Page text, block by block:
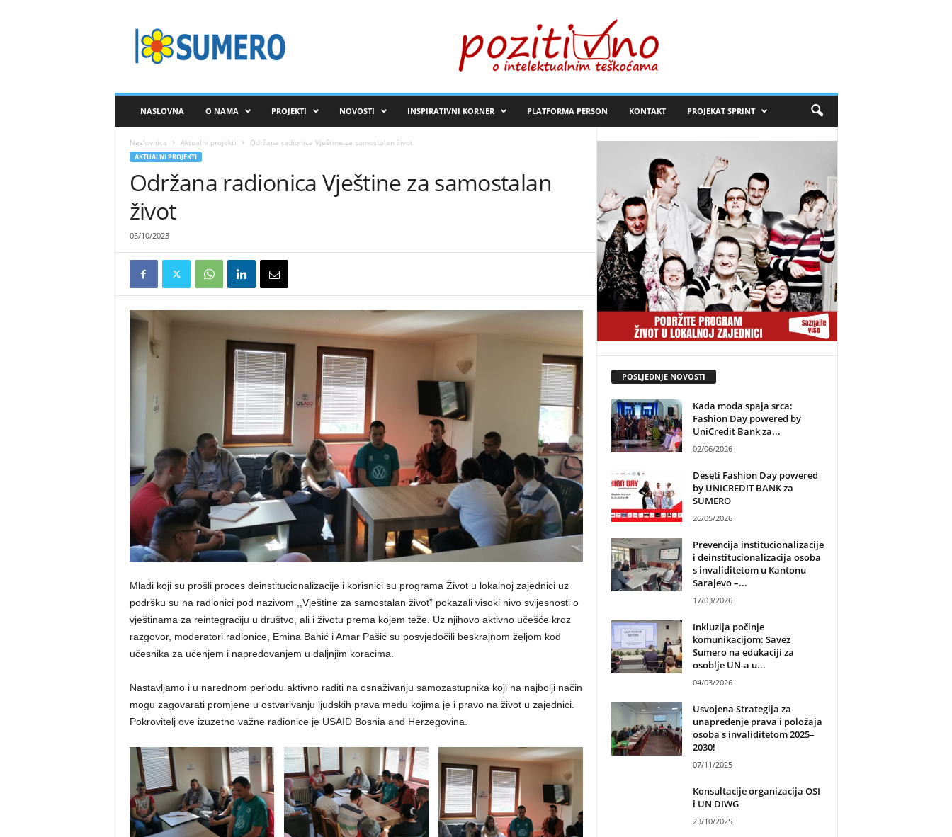
NASLOVNA O NAMA PROJEKTI NOVOSTI INSPIRATIVNI KORNER PLATFORMA PERSON KONTAKT PROJEKAT SPRINT
Naslovnica Aktualni projekti Održana radionica Vještine za samostalan život
AKTUALNI PROJEKTI
Održana radionica Vještine za samostalan
život
05/10/2023
Mladi koji su prošli proces deinstitucionalizacije i korisnici su programa Život u lokalnoj zajednici uz
podršku su na radionici pod nazivom ,,Vještine za samostalan život” pokazali visoki nivo svijesnosti o
vještinama za reintegraciju u društvo, ali i životu prema kojem teže. Uz njihovo aktivno učešće kroz
razgovor, moderatori radionice, Emina Bahić i Amar Pašić su posvjedočili beskrajnom željom kod
učesnika za učenjem i napredovanjem u daljnjim koracima.
Nastavljamo i u narednom periodu aktivno raditi na osnaživanju samozastupnika koji na najbolji način
mogu zagovarati promjene u ostvarivanju ljudskih prava među kojima je i pravo na život u zajednici.
Pokrovitelj ove izuzetno važne radionice je USAID Bosnia and Herzegovina.
POSLJEDNJE NOVOSTI
Kada moda spaja srca:
Fashion Day powered by
UniCredit Bank za...
02/06/2026
Deseti Fashion Day powered
by UNICREDIT BANK za
SUMERO
26/05/2026
Prevencija institucionalizacije
i deinstitucionalizacija osoba
s invaliditetom u Kantonu
Sarajevo –...
17/03/2026
Inkluzija počinje
komunikacijom: Savez
Sumero na edukaciji za
osoblje UN-a u...
04/03/2026
Usvojena Strategija za
unapređenje prava i položaja
osoba s invaliditetom 2025–
2030!
07/11/2025
Konsultacije organizacija OSI
i UN DIWG
23/10/2025